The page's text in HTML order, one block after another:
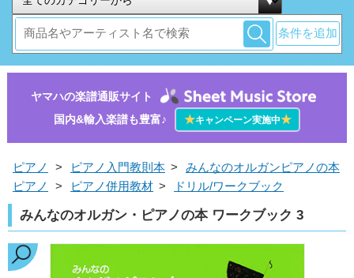
条件を追加
ヤマハの楽譜通販サイト
国内&輸入楽譜も豊富♪
★キャンペーン実施中★
ピアノ > ピアノ入門教則本 >
みんなのオルガンピアノの本
ピアノ
> ピアノ併用教材 > ドリル/ワークブック
みんなのオルガン・ピアノの本 ワークブック 3